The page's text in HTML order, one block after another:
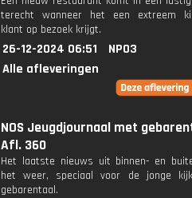
terecht wanneer het een extreem
klant op bezoek krijgt.
26-12-2024 06:51
NPO3
Alle afleveringen
NOS Jeugdjournaal met
Afl. 360
Het laatste nieuws uit binnen- en
het weer, speciaal voor de jonge
gebarentaal.